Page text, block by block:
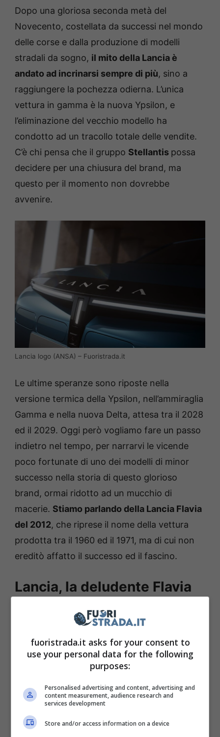
Dopo una gloriosa seconda metà del
Novecento, costellata da successi nel mondo
delle corse e dalla produzione di modelli
stradali da sogno, il mito della Lancia è
andato ad incrinarsi sempre di più, sino a
raggiungere la pochezza odierna. L’unica
vettura in gamma è la nuova Ypsilon, e
l’eliminazione del vecchio modello ha
condotto ad un tracollo totale delle vendite.
C’è chi pensa che il gruppo Stellantis possa
decidere per una chiusura del brand, ma
questo per il momento non dovrebbe
avvenire.
Lancia logo (ANSA) – Fuoristrada.it
Le ultime speranze sono riposte nella
versione termica della Ypsilon, nell’ammiraglia
Gamma e nella nuova Delta, attesa tra il 2028
ed il 2029. Oggi però vogliamo fare un passo
indietro nel tempo, per narrarvi le vicende
poco fortunate di uno dei modelli di minor
successo nella storia di questo glorioso
brand, ormai ridotto ad un mucchio di
macerie. Stiamo parlando della Lancia Flavia
del 2012, che riprese il nome della vettura
prodotta tra il 1960 ed il 1971, ma di cui non
ereditò affatto il successo ed il fascino.
Lancia, la deludente Flavia
del 2012 che durò poco
LanciaFlavia era una cabriolet a quattro
posti, prodotta tra il 2012 ed il 2013, e già
questo dato rende bene l’idea di quanto sia
stata deludente in tutto e per tutto. La
produzione avveniva a Sterling Heights, nel
Michigan, sulla base della
fuoristrada.it asks for your consent to
use your personal data for the following
purposes:
Personalised advertising and content, advertising and
content measurement, audience research and
services development
Store and/or access information on a device